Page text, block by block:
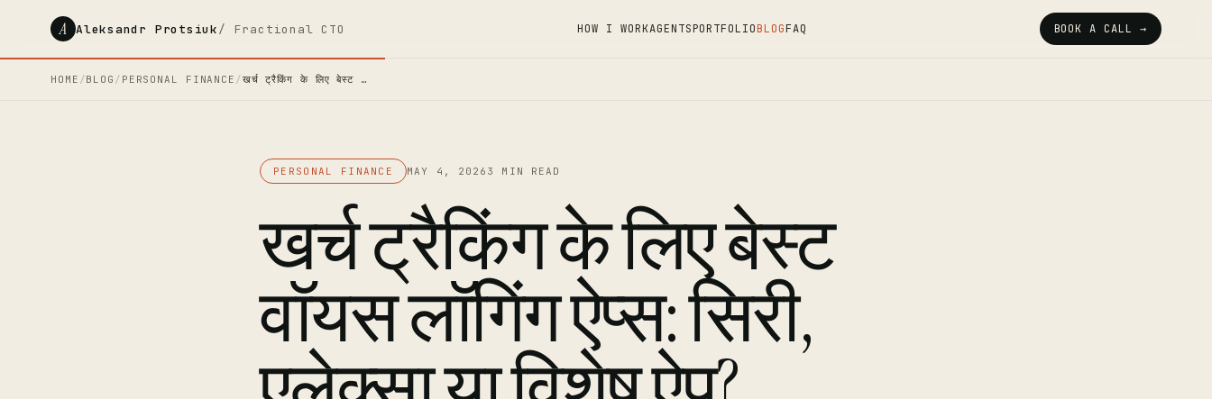
A Aleksandr Protsiuk/ Fractional CTO HOW I WORKAGENTSPORTFOLIOBLOGFAQ BOOK A CALL →
HOME /BLOG / PERSONAL FINANCE /खर्च ट्रैकिंग के लिए बेस्ट …
PERSONAL FINANCE MAY 4, 2026 3 MIN READ
खर्च ट्रैकिंग के लिए बेस्ट
वॉयस लॉगिंग ऐप्स: सिरी,